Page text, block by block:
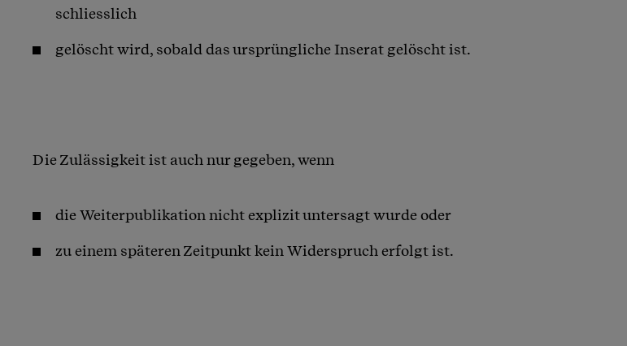
schliesslich
gelöscht wird, sobald das ursprüngliche Inserat gelöscht ist.
Die Zulässigkeit ist auch nur gegeben, wenn
die Weiterpublikation nicht explizit untersagt wurde oder
zu einem späteren Zeitpunkt kein Widerspruch erfolgt ist.